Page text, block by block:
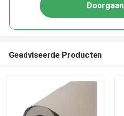
Doorgaan
Geadviseerde Producten